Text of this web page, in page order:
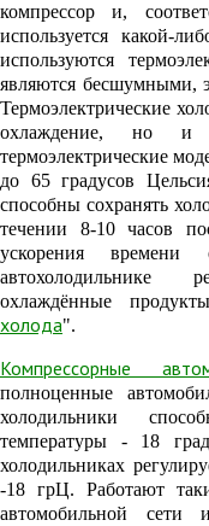
компрессор и,
используется какой-
используются
являются бесшумными,
Термоэлектрические
охлаждение, но и
термоэлектрические
до 65 градусов
способны сохранять
течении 8-10 часов
ускорения времени
автохолодильнике
охлаждённые
холода".
Компрессорные
полноценные
холодильники
температуры - 18
холодильниках
-18 грЦ. Работают
автомобильной